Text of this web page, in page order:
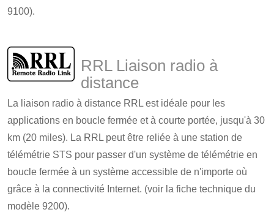
9100).
RRL Liaison radio à
distance
La liaison radio à distance RRL est idéale pour les
applications en boucle fermée et à courte portée, jusqu'à 30
km (20 miles). La RRL peut être reliée à une station de
télémétrie STS pour passer d'un système de télémétrie en
boucle fermée à un système accessible de n'importe où
grâce à la connectivité Internet. (voir la fiche technique du
modèle 9200).